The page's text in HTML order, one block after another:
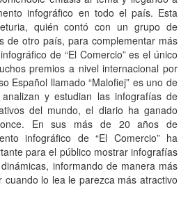
infográfico en todo el país. Esta
quién contó con un grupo de
de otro país, para complementar más
de “El Comercio” es el único
premios a nivel internacional por
Español llamado “Malofiej” es uno de
y estudian las infografías de
del mundo, el diario ha ganado
En sus más de 20 años de
infográfico de “El Comercio” ha
para el público mostrar infografías
informando de manera más
lo lea le parezca más atractivo